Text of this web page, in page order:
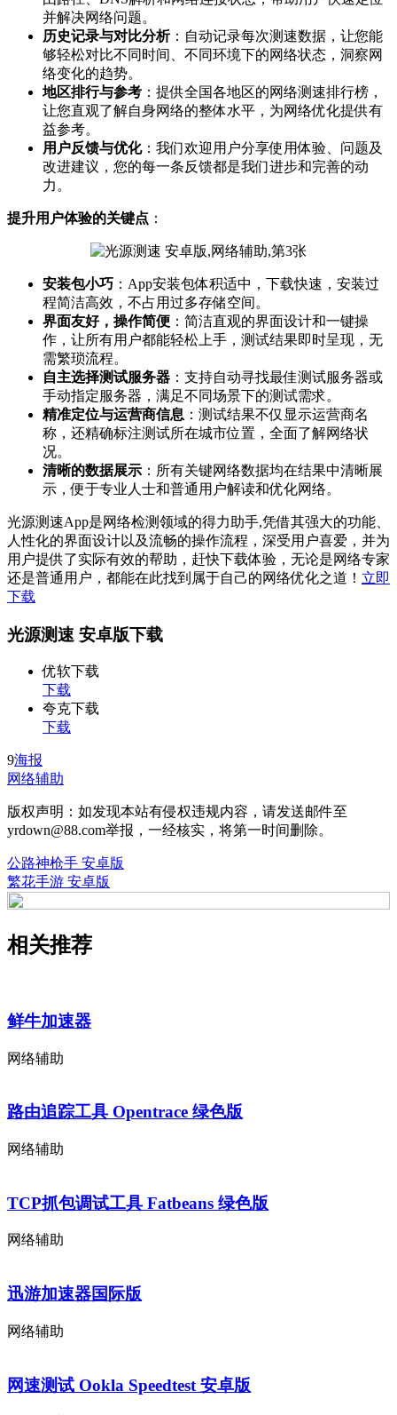
并解决网络问题。
历史记录与对比分析：自动记录每次测速数据，让您能
够轻松对比不同时间、不同环境下的网络状态，洞察网
络变化的趋势。
地区排行与参考 ：提供全国各地区的网络测速排行榜，
让您直观了解自身网络的整体水平，为网络优化提供有
益参考。
用户反馈与优化：我们欢迎用户分享使用体验、问题及
改进建议，您的每一条反馈都是我们进步和完善的动
力。
提升用户体验的关键点 ：
安装包小巧 ：App安装包体积适中，下载快速，安装过
程简洁高效，不占用过多存储空间。
界面友好，操作简便 ：简洁直观的界面设计和一键操
作，让所有用户都能轻松上手，测试结果即时呈现，无
需繁琐流程。
自主选择测试服务器 ：支持自动寻找最佳测试服务器或
手动指定服务器，满足不同场景下的测试需求。
精准定位与运营商信息 ：测试结果不仅显示运营商名
称，还精确标注测试所在城市位置，全面了解网络状
况。
清晰的数据展示 ：所有关键网络数据均在结果中清晰展
示，便于专业人士和普通用户解读和优化网络。
光源测速App是网络检测领域的得力助手,凭借其强大的功能、
人性化的界面设计以及流畅的操作流程，深受用户喜爱，并为
用户提供了实际有效的帮助，赶快下载体验，无论是网络专家
还是普通用户，都能在此找到属于自己的网络优化之道！ 立即
下载
光源测速 安卓版下载
优软下载
下载
夸克下载
下载
9海报
网络辅助
版权声明：如发现本站有侵权违规内容，请发送邮件至
yrdown@88.com举报，一经核实，将第一时间删除。
公路神枪手 安卓版
繁花手游 安卓版
相关推荐
鲜牛加速器
网络辅助
路由追踪工具 Opentrace 绿色版
网络辅助
TCP抓包调试工具 Fatbeans 绿色版
网络辅助
迅游加速器国际版
网络辅助
网速测试 Ookla Speedtest 安卓版